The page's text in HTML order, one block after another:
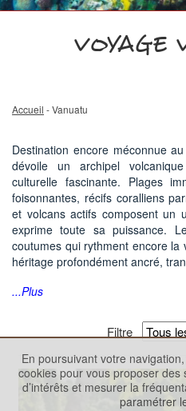
VOYAGE
Accueil - Vanuatu
Destination encore méconnue
dévoile un archipel
culturelle fascinante. Plages
foisonnantes, récifs coralliens
et volcans actifs composent un
exprime toute sa puissance.
coutumes qui rythment encore la
héritage profondément ancré,
...Plus
Filtre
En poursuivant votre
cookies pour vous proposer
d’intérêts et mesurer la
paramétrer